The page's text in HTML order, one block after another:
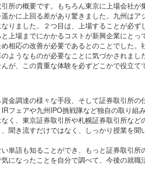
所の概要です。もちろん東京に上場会社が
かに上回る差があり驚きました。九州はア
りました。２つ目は、上場することが必ず
上場までにかかるコストが新興企業にとっ
相応の改善が必要であるとのことでした。
ようなものが必要なことに気づかされまし
が、この貴重な体験を必ずどこかで役立て
金調達の様々な手段、そして証券取引所の
フェアや九州IPO挑戦隊など独自の取り組
く、東京証券取引所や札幌証券取引所など
聞き流すだけではなく、しっかり授業を聞
単語も知ることができ、もっと証券取引所
になったことを自分で調べて、今後の就職